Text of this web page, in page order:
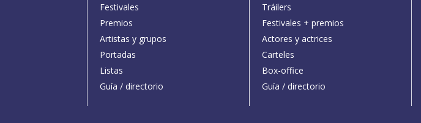
Festivales
Premios
Artistas y grupos
Portadas
Listas
Guía / directorio
Tráilers
Festivales + premios
Actores y actrices
Carteles
Box-office
Guía / directorio